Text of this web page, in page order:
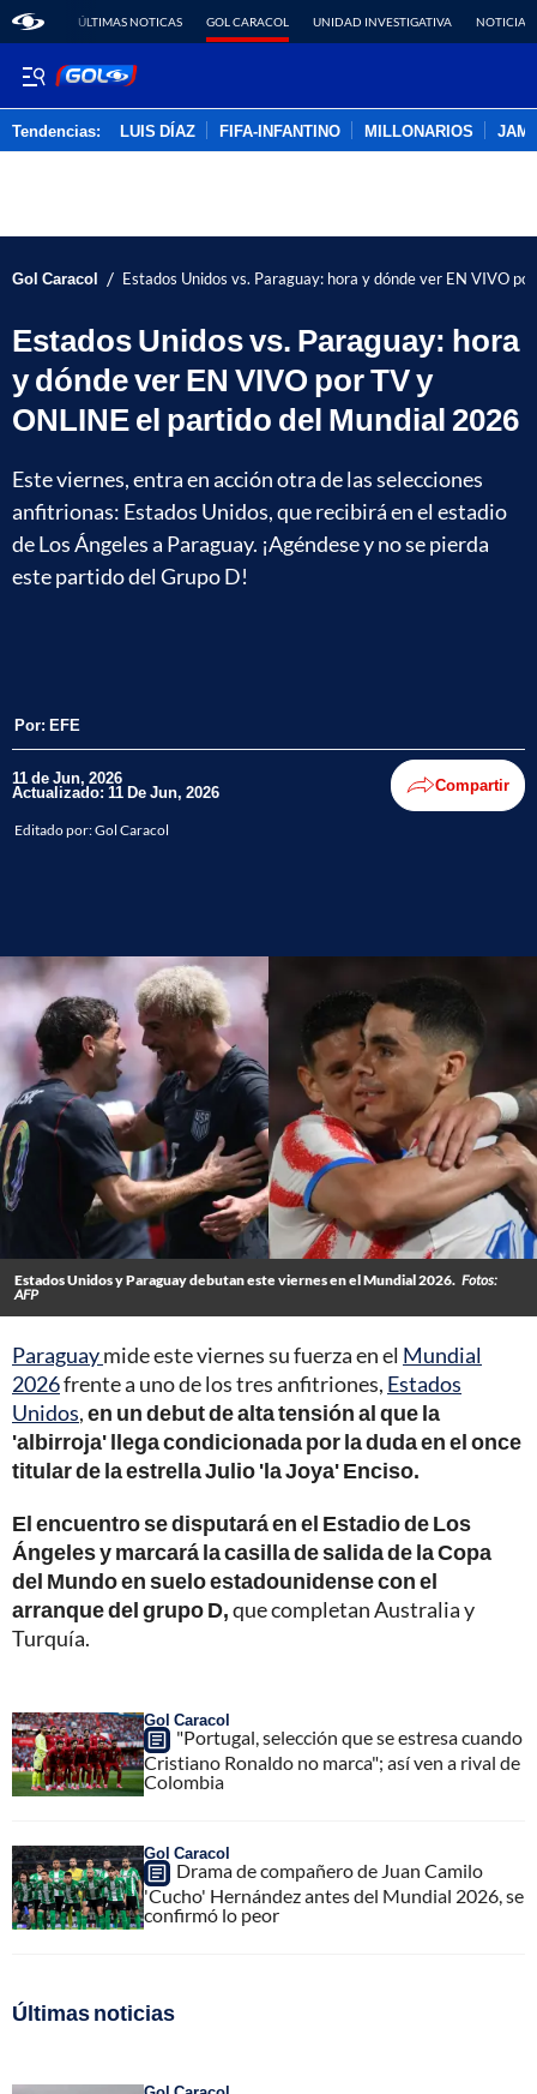
ÚLTIMAS NOTICAS GOL CARACOL UNIDAD INVESTIGATIVA NOTICIAS
Tendencias: LUIS DÍAZ FIFA-INFANTINO MILLONARIOS
Gol Caracol / Estados Unidos vs. Paraguay: hora y dónde ver EN VIVO
Estados Unidos vs. Paraguay: hora
y dónde ver EN VIVO por TV y
ONLINE el partido del Mundial 2026
Este viernes, entra en acción otra de las selecciones
anfitrionas: Estados Unidos, que recibirá en el estadio
de Los Ángeles a Paraguay. ¡Agéndese y no se pierda
este partido del Grupo D!
Por: EFE
11 de Jun, 2026
Actualizado: 11 De Jun, 2026 Compartir
Editado por:Gol Caracol
Estados Unidos y Paraguay debutan este viernes en el Mundial 2026. Fotos:
AFP
Paraguaymide este viernes su fuerza en el Mundial
2026frente a uno de los tres anfitriones, Estados
Unidos,en un debut de alta tensión al que la
'albirroja' llega condicionada por la duda en el once
titular de la estrella Julio 'la Joya' Enciso.
El encuentro se disputará en el Estadio de Los
Ángeles y marcará la casilla de salida de la Copa
del Mundo en suelo estadounidense con el
arranque del grupo D,que completan Australia y
Turquía.
Gol Caracol
"Portugal, selección que se estresa cuando
Cristiano Ronaldo no marca"; así ven a rival de
Colombia
Gol Caracol
Drama de compañero de Juan Camilo
'Cucho' Hernández antes del Mundial 2026, se
confirmó lo peor
Últimas noticias